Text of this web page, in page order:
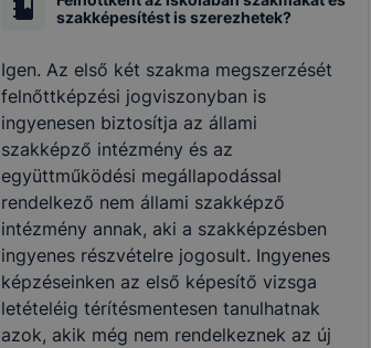
szakképesítést is szerezhetek?
Igen. Az első két szakma megszerzését
felnőttképzési jogviszonyban is
ingyenesen biztosítja az állami
szakképző intézmény és az
együttműködési megállapodással
rendelkező nem állami szakképző
intézmény annak, aki a szakképzésben
ingyenes részvételre jogosult. Ingyenes
képzéseinken az első képesítő vizsga
letételéig térítésmentesen tanulhatnak
azok, akik még nem rendelkeznek az új